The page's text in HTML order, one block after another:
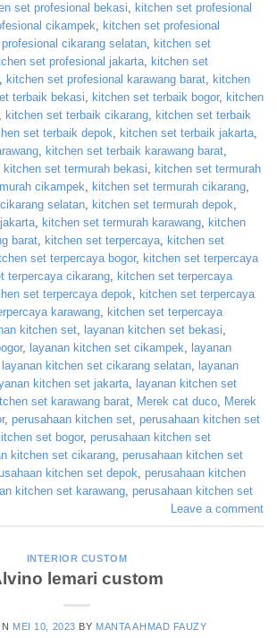
set profesional bekasi, kitchen set profesional
cikampek, kitchen set profesional
cikarang selatan, kitchen set
set profesional jakarta, kitchen set
, kitchen set profesional karawang barat, kitchen
terbaik bekasi, kitchen set terbaik bogor, kitchen
, kitchen set terbaik cikarang, kitchen set terbaik
set terbaik depok, kitchen set terbaik jakarta,
, kitchen set terbaik karawang barat,
kitchen set termurah bekasi, kitchen set termurah
cikampek, kitchen set termurah cikarang,
selatan, kitchen set termurah depok,
, kitchen set termurah karawang, kitchen
barat, kitchen set terpercaya, kitchen set
set terpercaya bogor, kitchen set terpercaya
terpercaya cikarang, kitchen set terpercaya
set terpercaya depok, kitchen set terpercaya
karawang, kitchen set terpercaya
kitchen set, layanan kitchen set bekasi,
, layanan kitchen set cikampek, layanan
layanan kitchen set cikarang selatan, layanan
kitchen set jakarta, layanan kitchen set
set karawang barat, Merek cat duco, Merek
, perusahaan kitchen set, perusahaan kitchen set
set bogor, perusahaan kitchen set
kitchen set cikarang, perusahaan kitchen set
kitchen set depok, perusahaan kitchen
kitchen set karawang, perusahaan kitchen set
Leave a comment
INTERIOR CUSTOM
lemari custom
MEI 10, 2023 BY MANTA AHMAD FAUZY